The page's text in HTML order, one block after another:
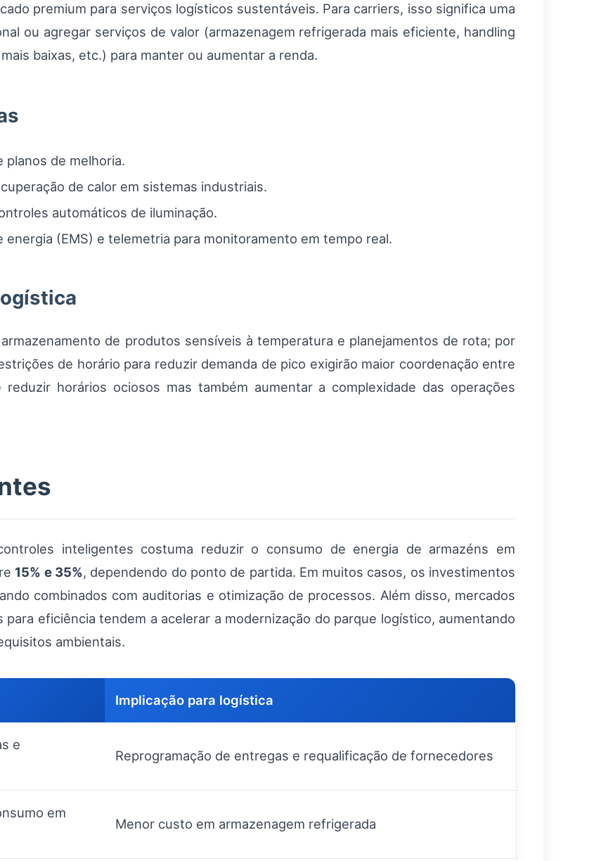
premium para serviços logísticos sustentáveis. Para carriers, isso significa uma
ou agregar serviços de valor (armazenagem refrigerada mais eficiente, handling
baixas, etc.) para manter ou aumentar a renda.
planos de melhoria.
de calor em sistemas industriais.
automáticos de iluminação.
(EMS) e telemetria para monitoramento em tempo real.
de produtos sensíveis à temperatura e planejamentos de rota; por
de horário para reduzir demanda de pico exigirão maior coordenação entre
horários ociosos mas também aumentar a complexidade das operações
inteligentes costuma reduzir o consumo de energia de armazéns em
15% e 35%, dependendo do ponto de partida. Em muitos casos, os investimentos
combinados com auditorias e otimização de processos. Além disso, mercados
eficiência tendem a acelerar a modernização do parque logístico, aumentando
ambientais.
Implicação para logística
e
Reprogramação de entregas e requalificação de fornecedores
em
Menor custo em armazenagem refrigerada